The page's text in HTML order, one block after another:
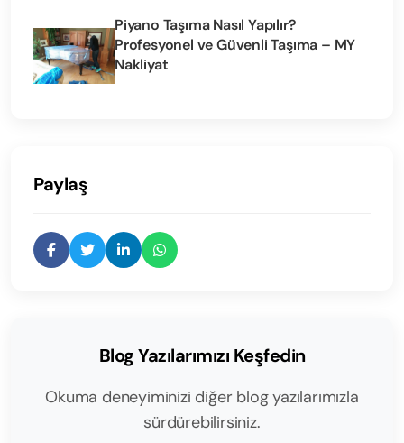
Piyano Taşıma Nasıl Yapılır?
Profesyonel ve Güvenli Taşıma – MY
Nakliyat
Paylaş
Blog Yazılarımızı Keşfedin
Okuma deneyiminizi diğer blog yazılarımızla
sürdürebilirsiniz.